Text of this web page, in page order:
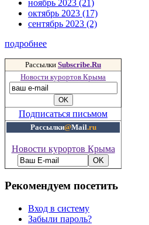
ноябрь 2023 (21)
октябрь 2023 (17)
сентябрь 2023 (2)
подробнее
Рассылки Subscribe.Ru
Новости курортов Крыма
Подписаться письмом
Рассылки@Mail.ru
Новости курортов Крыма
Рекомендуем посетить
Вход в систему
Забыли пароль?